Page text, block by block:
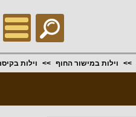
וילות במישור החוף וילות